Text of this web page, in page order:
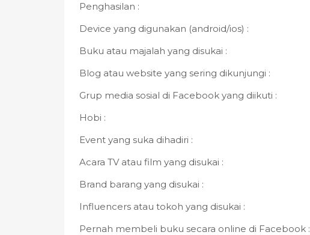
Penghasilan :
Device yang digunakan (android/ios) :
Buku atau majalah yang disukai :
Blog atau website yang sering dikunjungi :
Grup media sosial di Facebook yang diikuti :
Hobi :
Event yang suka dihadiri :
Acara TV atau film yang disukai :
Brand barang yang disukai :
Influencers atau tokoh yang disukai :
Pernah membeli buku secara online di Facebook :